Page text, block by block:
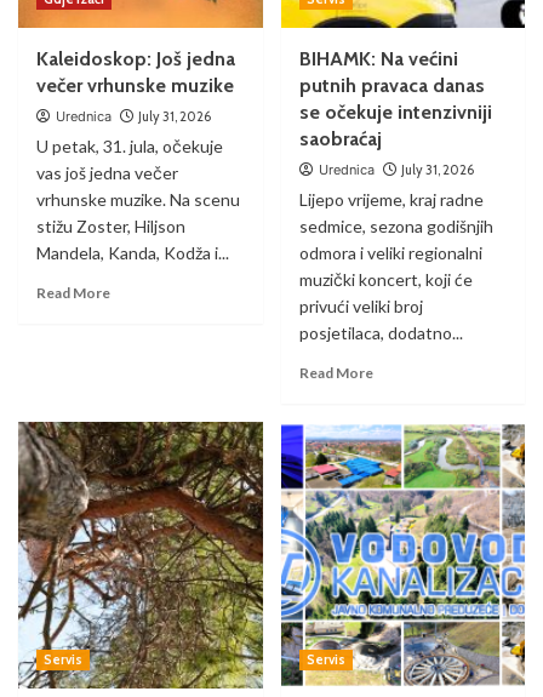
Kaleidoskop: Još jedna
večer vrhunske muzike
Urednica July 31, 2026
U petak, 31. jula, očekuje
vas još jedna večer
vrhunske muzike. Na scenu
stižu Zoster, Hiljson
Mandela, Kanda, Kodža i...
Read More
BIHAMK: Na većini
putnih pravaca danas
se očekuje intenzivniji
saobraćaj
Urednica July 31, 2026
Lijepo vrijeme, kraj radne
sedmice, sezona godišnjih
odmora i veliki regionalni
muzički koncert, koji će
privući veliki broj
posjetilaca, dodatno...
Read More
Servis Servis